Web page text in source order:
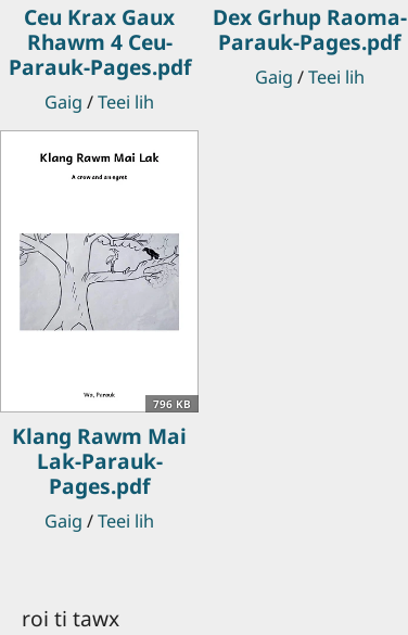
Ceu Krax Gaux
Rhawm 4 Ceu-
Parauk-Pages.pdf
Gaig /Teei lih
Dex Grhup Raoma-
Parauk-Pages.pdf
Gaig /Teei lih
796 KB
Klang Rawm Mai
Lak-Parauk-
Pages.pdf
Gaig /Teei lih
roi ti tawx